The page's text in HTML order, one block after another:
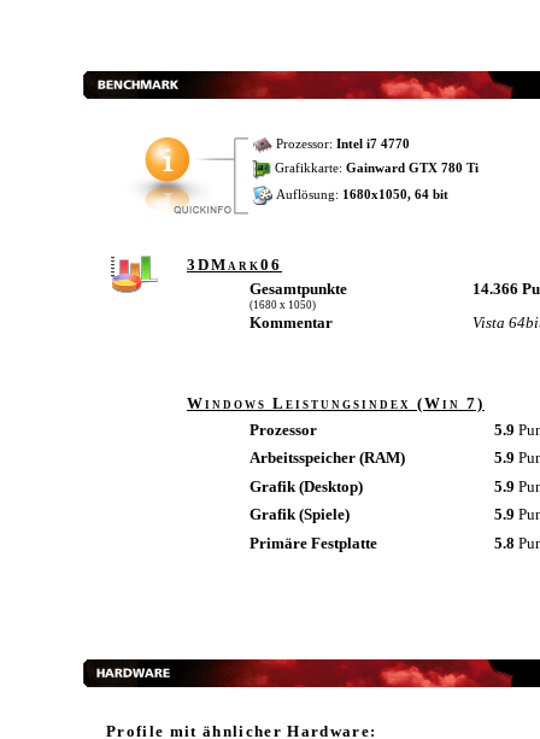
Prozessor: Intel i7 4770
Grafikkarte: Gainward GTX 780 Ti
Auflösung: 1680x1050, 64 bit
3DMark06
Gesamtpunkte
(1680 x 1050)
14.366
Kommentar
Vista
Windows Leistungsindex (Win 7)
Prozessor
5.9
Arbeitsspeicher (RAM)
5.9
Grafik (Desktop)
5.9
Grafik (Spiele)
5.9
Primäre Festplatte
5.8
Profile mit ähnlicher Hardware: